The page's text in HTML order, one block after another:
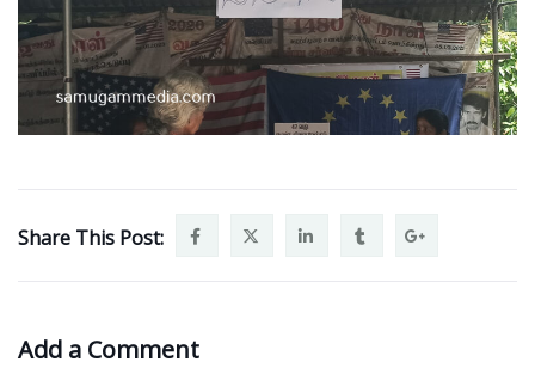
Share This Post:
Add a Comment